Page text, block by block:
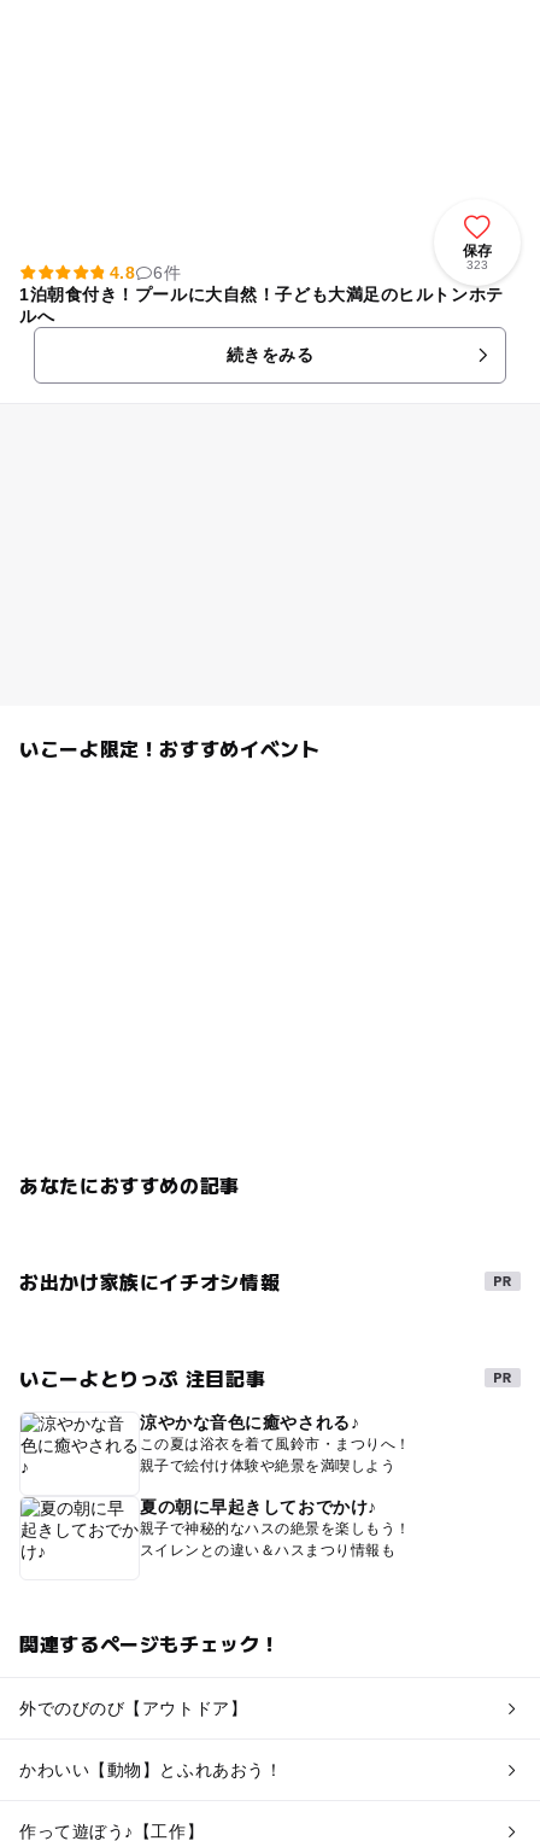
保存
323
4.8
6件
1泊朝食付き！プールに大自然！子ども大満足のヒルトンホテ
ルへ
続きをみる
いこーよ限定！おすすめイベント
あなたにおすすめの記事
お出かけ家族にイチオシ情報
いこーよとりっぷ 注目記事
涼やかな音色に癒やされる♪
この夏は浴衣を着て風鈴市・まつりへ！
親子で絵付け体験や絶景を満喫しよう
夏の朝に早起きしておでかけ♪
親子で神秘的なハスの絶景を楽しもう！
スイレンとの違い＆ハスまつり情報も
関連するページもチェック！
外でのびのび【アウトドア】
かわいい【動物】とふれあおう！
作って遊ぼう♪【工作】